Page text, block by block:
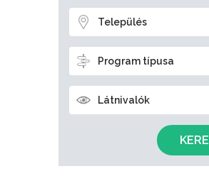
Település
Program típusa
Látnivalók